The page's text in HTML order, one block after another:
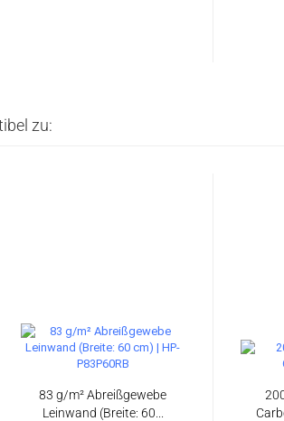
zu:
83 g/m² Abreißgewebe
Leinwand (Breite: 60...